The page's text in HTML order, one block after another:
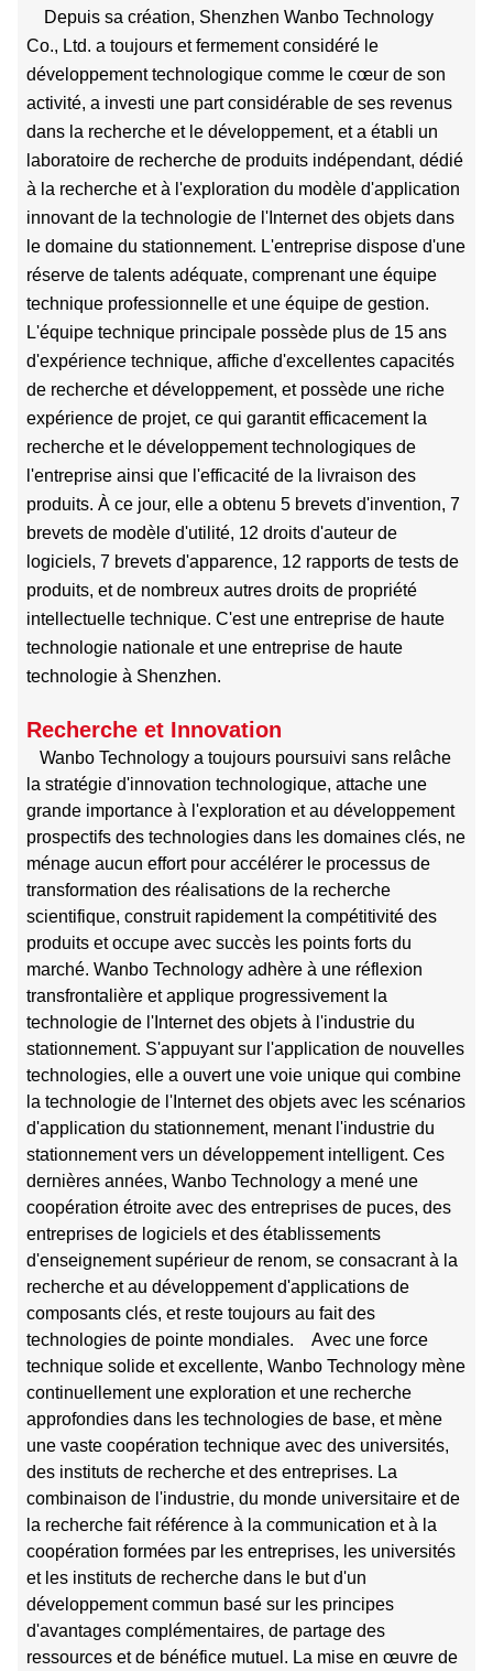
Depuis sa création, Shenzhen Wanbo Technology
Co., Ltd. a toujours et fermement considéré le
développement technologique comme le cœur de son
activité, a investi une part considérable de ses revenus
dans la recherche et le développement, et a établi un
laboratoire de recherche de produits indépendant, dédié
à la recherche et à l'exploration du modèle d'application
innovant de la technologie de l'Internet des objets dans
le domaine du stationnement. L'entreprise dispose d'une
réserve de talents adéquate, comprenant une équipe
technique professionnelle et une équipe de gestion.
L'équipe technique principale possède plus de 15 ans
d'expérience technique, affiche d'excellentes capacités
de recherche et développement, et possède une riche
expérience de projet, ce qui garantit efficacement la
recherche et le développement technologiques de
l'entreprise ainsi que l'efficacité de la livraison des
produits. À ce jour, elle a obtenu 5 brevets d'invention, 7
brevets de modèle d'utilité, 12 droits d'auteur de
logiciels, 7 brevets d'apparence, 12 rapports de tests de
produits, et de nombreux autres droits de propriété
intellectuelle technique. C'est une entreprise de haute
technologie nationale et une entreprise de haute
technologie à Shenzhen.
Recherche et Innovation
Wanbo Technology a toujours poursuivi sans relâche
la stratégie d'innovation technologique, attache une
grande importance à l'exploration et au développement
prospectifs des technologies dans les domaines clés, ne
ménage aucun effort pour accélérer le processus de
transformation des réalisations de la recherche
scientifique, construit rapidement la compétitivité des
produits et occupe avec succès les points forts du
marché. Wanbo Technology adhère à une réflexion
transfrontalière et applique progressivement la
technologie de l'Internet des objets à l'industrie du
stationnement. S'appuyant sur l'application de nouvelles
technologies, elle a ouvert une voie unique qui combine
la technologie de l'Internet des objets avec les scénarios
d'application du stationnement, menant l'industrie du
stationnement vers un développement intelligent. Ces
dernières années, Wanbo Technology a mené une
coopération étroite avec des entreprises de puces, des
entreprises de logiciels et des établissements
d'enseignement supérieur de renom, se consacrant à la
recherche et au développement d'applications de
composants clés, et reste toujours au fait des
technologies de pointe mondiales. Avec une force
technique solide et excellente, Wanbo Technology mène
continuellement une exploration et une recherche
approfondies dans les technologies de base, et mène
une vaste coopération technique avec des universités,
des instituts de recherche et des entreprises. La
combinaison de l'industrie, du monde universitaire et de
la recherche fait référence à la communication et à la
coopération formées par les entreprises, les universités
et les instituts de recherche dans le but d'un
développement commun basé sur les principes
d'avantages complémentaires, de partage des
ressources et de bénéfice mutuel. La mise en œuvre de